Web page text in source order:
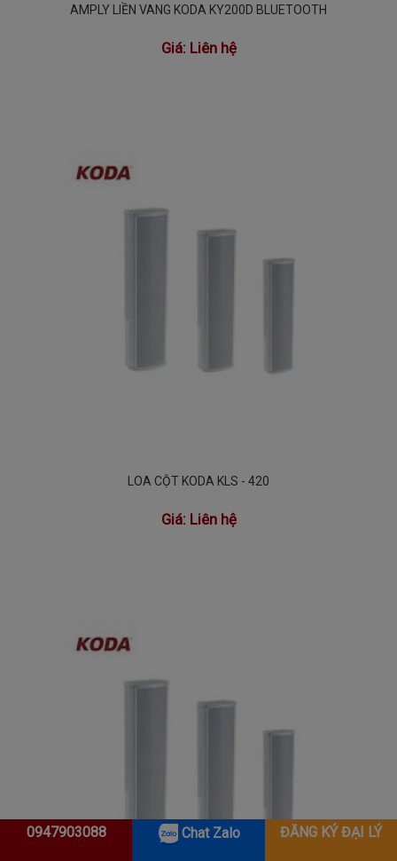
AMPLY LIỀN VANG KODA KY200D BLUETOOTH
Giá: Liên hệ
LOA CỘT KODA KLS - 420
Giá: Liên hệ
0947903088 Chat Zalo ĐĂNG KÝ ĐẠI LÝ